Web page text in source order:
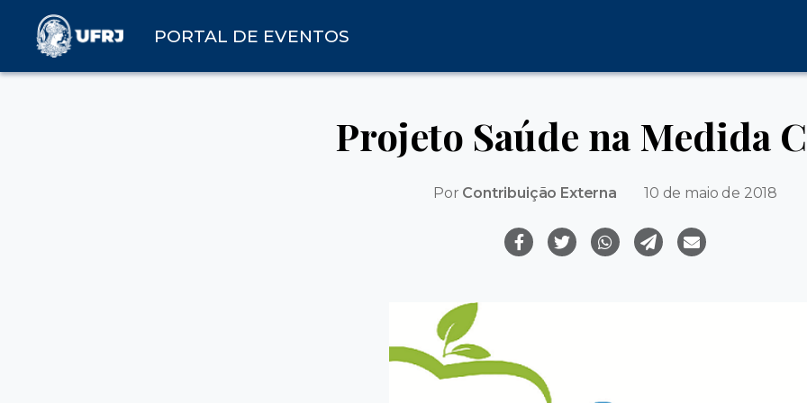
PORTAL DE EVENTOS
Projeto Saúde na Medida
Por Contribuição Externa 10 de maio de 2018